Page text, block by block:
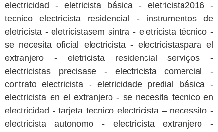
electricidad - eletricista básica - eletricista2016 -
tecnico electricista residencial - instrumentos de
eletricista - eletricistasem sintra - eletricista técnico -
se necesita oficial electricista - electricistaspara el
extranjero - eletricista residencial serviços -
electricistas precisase - electricista comercial -
contrato electricista - eletricidade predial básica -
electricista en el extranjero - se necesita tecnico en
electricidad - tarjeta tecnico electricista – necessito -
electricista autonomo - electricista extranjero -